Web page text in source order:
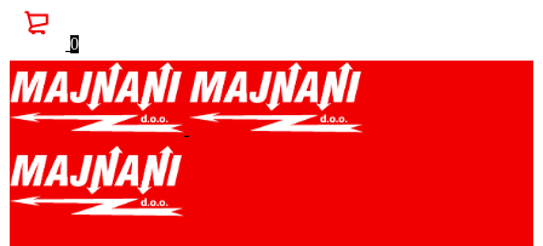
0